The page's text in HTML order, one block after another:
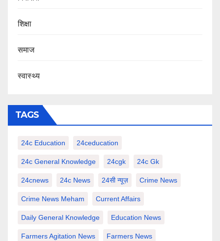
शिक्षा
समाज
स्वास्थ्य
TAGS
24c Education 24ceducation
24c General Knowledge 24cgk 24c Gk
24cnews 24c News 24सी न्यूज़ Crime News
Crime News Meham Current Affairs
Daily General Knowledge Education News
Farmers Agitation News Farmers News